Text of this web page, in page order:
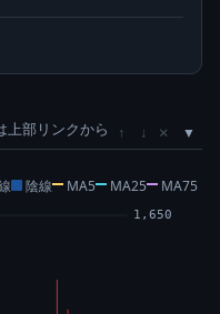
上部リンクから ↑ ↓ ×
陰線 MA5 MA25 MA75
1,650